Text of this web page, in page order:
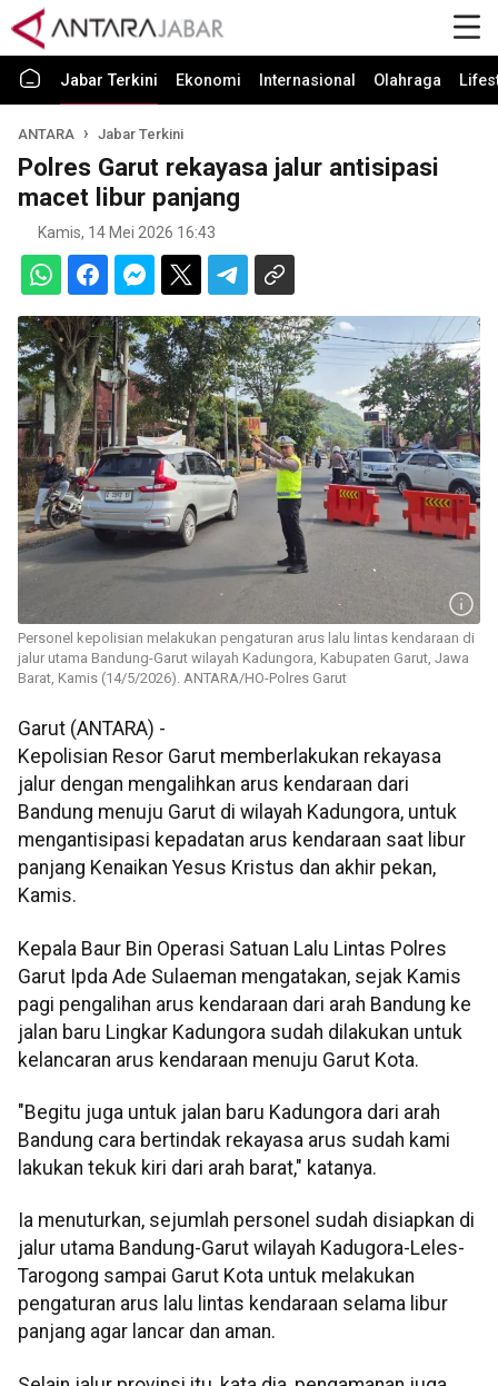
Jabar Terkini Ekonomi Internasional Olahraga
ANTARA Jabar Terkini
Polres Garut rekayasa jalur antisipasi
macet libur panjang
Kamis, 14 Mei 2026 16:43
Personel kepolisian melakukan pengaturan arus lalu lintas kendaraan di
jalur utama Bandung-Garut wilayah Kadungora, Kabupaten Garut, Jawa
Barat, Kamis (14/5/2026). ANTARA/HO-Polres Garut
Garut (ANTARA) -
Kepolisian Resor Garut memberlakukan rekayasa
jalur dengan mengalihkan arus kendaraan dari
Bandung menuju Garut di wilayah Kadungora, untuk
mengantisipasi kepadatan arus kendaraan saat libur
panjang Kenaikan Yesus Kristus dan akhir pekan,
Kamis.
Kepala Baur Bin Operasi Satuan Lalu Lintas Polres
Garut Ipda Ade Sulaeman mengatakan, sejak Kamis
pagi pengalihan arus kendaraan dari arah Bandung ke
jalan baru Lingkar Kadungora sudah dilakukan untuk
kelancaran arus kendaraan menuju Garut Kota.
"Begitu juga untuk jalan baru Kadungora dari arah
Bandung cara bertindak rekayasa arus sudah kami
lakukan tekuk kiri dari arah barat," katanya.
Ia menuturkan, sejumlah personel sudah disiapkan di
jalur utama Bandung-Garut wilayah Kadugora-Leles-
Tarogong sampai Garut Kota untuk melakukan
pengaturan arus lalu lintas kendaraan selama libur
panjang agar lancar dan aman.